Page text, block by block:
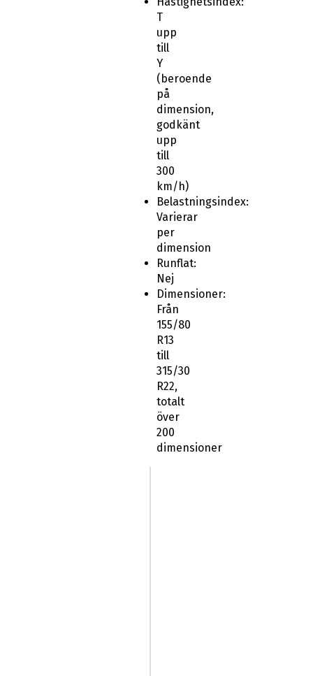
T
upp
till
Y
(beroende
på
dimension,
godkänt
upp
till
300
km/h)
Belastningsindex:
Varierar
per
dimension
Runflat:
Nej
Dimensioner:
Från
155/80
R13
till
315/30
R22,
totalt
över
200
dimensioner